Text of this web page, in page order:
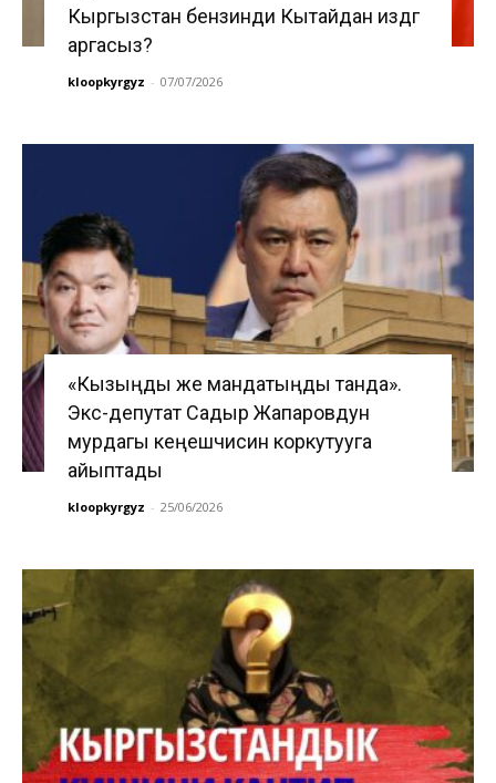
Кыргызстан бензинди Кытайдан издөөгө
аргасыз?
kloopkyrgyz - 07/07/2026
«Кызыңды же мандатыңды танда».
Экс-депутат Садыр Жапаровдун
мурдагы кеңешчисин коркутууга
айыптады
kloopkyrgyz - 25/06/2026